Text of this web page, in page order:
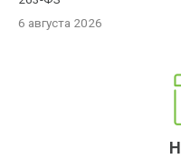
6 августа 2026